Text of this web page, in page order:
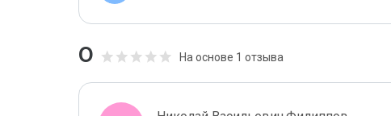
0 На основе 1 отзыва